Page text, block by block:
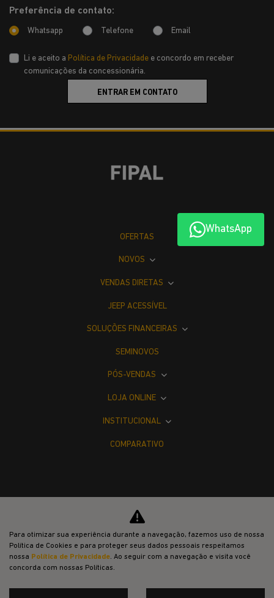
Preferência de contato:
Whatsapp Telefone Email
Li e aceito a Política de Privacidade e concordo em receber
comunicações da concessionária.
ENTRAR EM CONTATO
WhatsApp
OFERTAS
NOVOS
VENDAS DIRETAS
JEEP ACESSÍVEL
SOLUÇÕES FINANCEIRAS
SEMINOVOS
PÓS-VENDAS
LOJA ONLINE
INSTITUCIONAL
COMPARATIVO
Desacelere. Seu bem maior é a vida.
Para otimizar sua experiência durante a navegação, fazemos uso de nossa
Política de Cookies e para proteger seus dados pessoais respeitamos
nossa Política de Privacidade. Ao seguir com a navegação e visita você
concorda com nossas Políticas.